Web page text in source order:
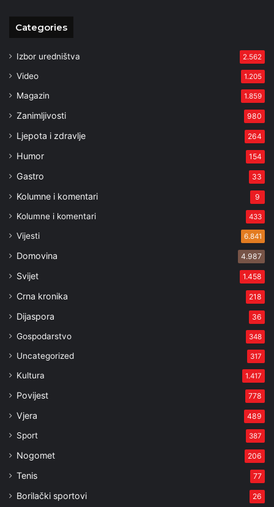
Categories
Izbor uredništva 2.562
Video 1.205
Magazin 1.859
Zanimljivosti 980
Ljepota i zdravlje 264
Humor 154
Gastro 33
Kolumne i komentari 9
Kolumne i komentari 433
Vijesti 6.841
Domovina 4.987
Svijet 1.458
Crna kronika 218
Dijaspora 36
Gospodarstvo 348
Uncategorized 317
Kultura 1.417
Povijest 778
Vjera 489
Sport 387
Nogomet 206
Tenis 77
Borilački sportovi 26